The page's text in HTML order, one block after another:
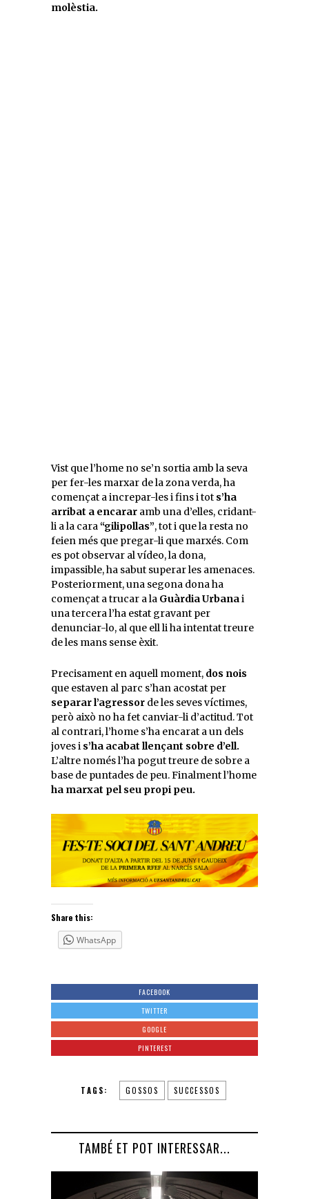
molèstia.
Vist que l’home no se’n sortia amb la seva
per fer-les marxar de la zona verda, ha
començat a increpar-les i fins i tot s’ha
arribat a encarar amb una d’elles, cridant-
li a la cara“gilipollas”, tot i que la resta no
feien més que pregar-li que marxés. Com
es pot observar al vídeo, la dona,
impassible, ha sabut superar les amenaces.
Posteriorment, una segona dona ha
començat a trucar a la Guàrdia Urbanai
una tercera l’ha estat gravant per
denunciar-lo, al que ell li ha intentat treure
de les mans sense èxit.
Precisament en aquell moment, dos nois
que estaven al parc s’han acostat per
separar l’agressor de les seves víctimes,
però això no ha fet canviar-li d’actitud. Tot
al contrari, l’home s’ha encarat a un dels
joves i s’ha acabat llençant sobre d’ell.
L’altre només l’ha pogut treure de sobre a
base de puntades de peu. Finalment l’home
ha marxat pel seu propi peu.
Share this:
WhatsApp
FACEBOOK
TWITTER
GOOGLE
PINTEREST
TAGS: GOSSOS SUCCESSOS
TAMBÉ ET POT INTERESSAR...